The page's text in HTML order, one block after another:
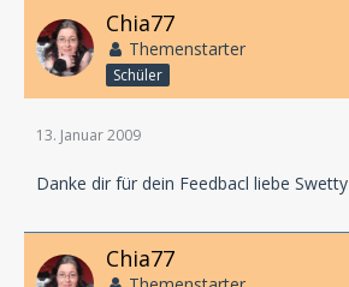
Chia77
Themenstarter
Schüler
13. Januar 2009
Danke dir für dein Feedbacl liebe Swetty
Chia77